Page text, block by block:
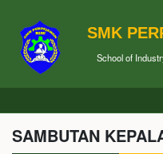
SMK
School of
SAMBUTAN